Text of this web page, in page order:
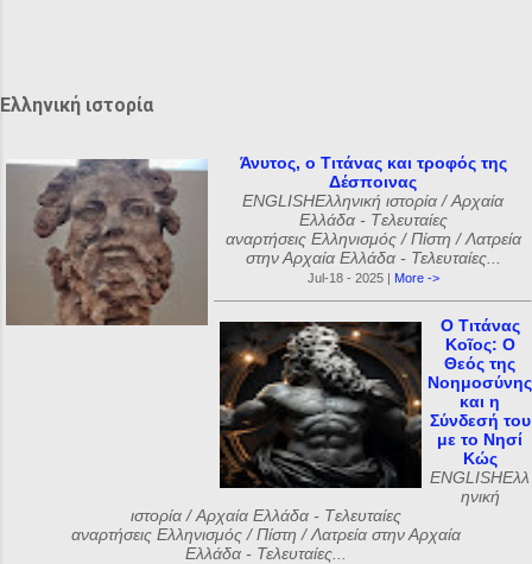
Ελληνική ιστορία
Άνυτος, ο Τιτάνας και τροφός της
Δέσποινας
ENGLISHΕλληνική ιστορία / Αρχαία
Ελλάδα - Tελευταίες
αναρτήσεις Ελληνισμός / Πίστη / Λατρεία
στην Αρχαία Ελλάδα - Τελευταίες...
Jul-18 - 2025 | More ->
Ο Τιτάνας
Κοῖος: Ο
Θεός της
Νοημοσύνης
και η
Σύνδεσή του
με το Νησί
Κώς
ENGLISHΕλλ
ηνική
ιστορία / Αρχαία Ελλάδα - Tελευταίες
αναρτήσεις Ελληνισμός / Πίστη / Λατρεία στην Αρχαία
Ελλάδα - Τελευταίες...